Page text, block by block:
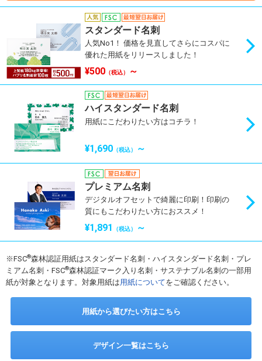
スタンダード名刺
人気No1！ 価格を見直してさらにコスパに
優れた用紙をリリースしました！
¥500 （税込） ～
ハイスタンダード名刺
用紙にこだわりたい方はコチラ！
¥1,690 （税込） ～
プレミアム名刺
デジタルオフセットで綺麗に印刷！印刷の
質にもこだわりたい方におススメ！
¥1,891 （税込） ～
※FSC®森林認証用紙はスタンダード名刺・ハイスタンダード名刺・プレ
ミアム名刺・FSC®森林認証マーク入り名刺・サステナブル名刺の一部用
紙が対象となります。対象用紙は用紙についてをご確認ください。
用紙から選びたい方はこちら
デザイン一覧はこちら